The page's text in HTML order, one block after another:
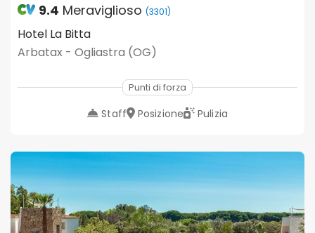
9.4 Meraviglioso (3301)
Hotel La Bitta
Arbatax - Ogliastra (OG)
Punti di forza
Staff Posizione Pulizia